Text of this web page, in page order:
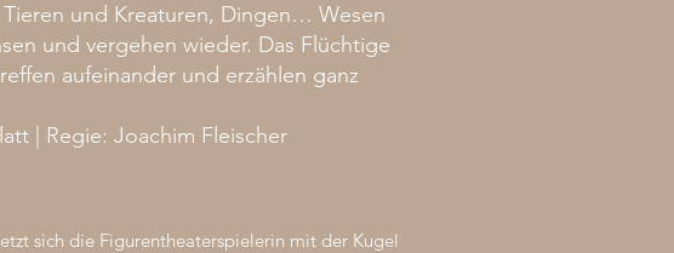
und Kreaturen, Dingen… Wesen
und vergehen wieder. Das Flüchtige
aufeinander und erzählen ganz
| Regie: Joachim Fleischer
sich die Figurentheaterspielerin mit der Kugel